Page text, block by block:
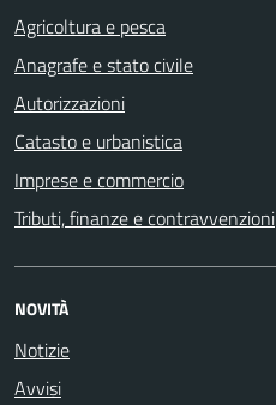
Agricoltura e pesca
Anagrafe e stato civile
Autorizzazioni
Catasto e urbanistica
Imprese e commercio
Tributi, finanze e contravvenzioni
NOVITÀ
Notizie
Avvisi